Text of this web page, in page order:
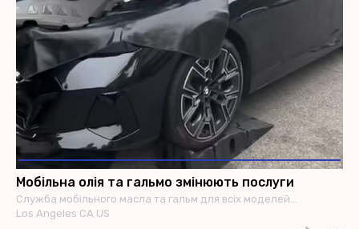
Мобільна олія та гальмо змінюють послуги
Служба мобільного масла та гальм для всіх моделей…
Los Angeles CA US